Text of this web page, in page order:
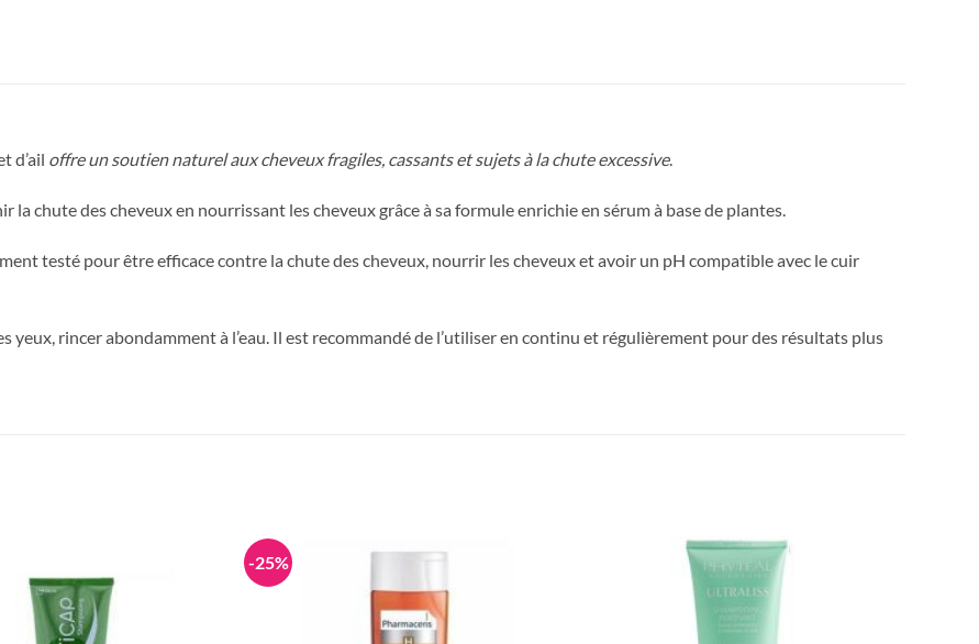
d’ail offre un soutien naturel aux cheveux fragiles, cassants et sujets à la chute excessive.
la chute des cheveux en nourrissant les cheveux grâce à sa formule enrichie en sérum à base de plantes.
testé pour être efficace contre la chute des cheveux, nourrir les cheveux et avoir un pH compatible avec le cuir
yeux, rincer abondamment à l’eau. Il est recommandé de l’utiliser en continu et régulièrement pour des résultats plus
-25%